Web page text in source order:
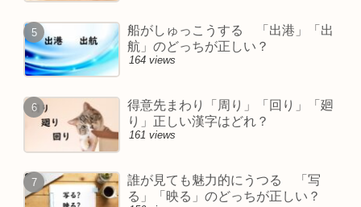
船がしゅっこうする 「出港」「出
航」のどっちが正しい？
164 views
得意先まわり「周り」「回り」「廻
り」正しい漢字はどれ？
161 views
誰が見ても魅力的にうつる 「写
る」「映る」のどっちが正しい？